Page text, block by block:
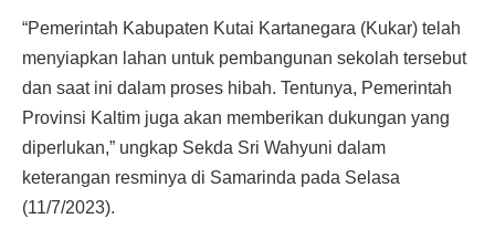
“Pemerintah Kabupaten Kutai Kartanegara (Kukar) telah
menyiapkan lahan untuk pembangunan sekolah tersebut
dan saat ini dalam proses hibah. Tentunya, Pemerintah
Provinsi Kaltim juga akan memberikan dukungan yang
diperlukan,” ungkap Sekda Sri Wahyuni dalam
keterangan resminya di Samarinda pada Selasa
(11/7/2023).